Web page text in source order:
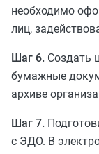
необходимо
лиц,
Шаг 6. Создать
бумажные
архиве
Шаг 7.
с ЭДО. В